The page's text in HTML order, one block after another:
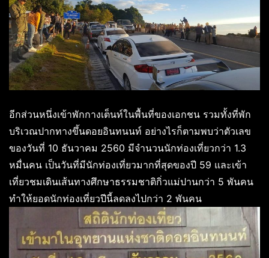
อีกส่วนหนึ่งเข้าพักกางเต็นท์ในพื้นที่ของเอกชน รวมทั้งที่พัก
บริเวณปากทางขึ้นดอยอินทนนท์ อย่างไรก็ตามพบว่าตัวเลข
ของวันที่ 10 ธันวาคม 2560 มีจำนวนนักท่องเที่ยวกว่า 1.3
หมื่นคน เป็นวันที่มีนักท่องเที่ยวมากที่สุดของปี 59 และเข้า
เที่ยวชมเดินเส้นทางศึกษาธรรมชาติกิ่วแม่ปานกว่า 5 พันคน
ทำให้ยอดนักท่องเที่ยวปีนี้ลดลงไปกว่า 2 พันคน